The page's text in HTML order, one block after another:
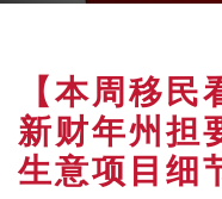
【本周移
新财年州担
生意项目细